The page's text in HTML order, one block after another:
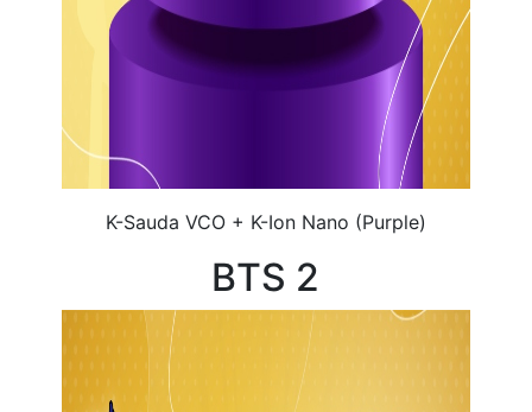
K-Sauda VCO + K-Ion Nano (Purple)
BTS 2